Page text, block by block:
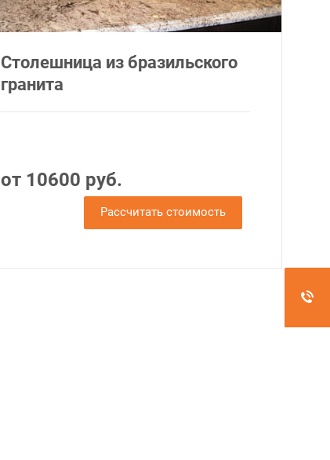
Столешница из бразильского
гранита
от 10600 руб.
Рассчитать стоимость